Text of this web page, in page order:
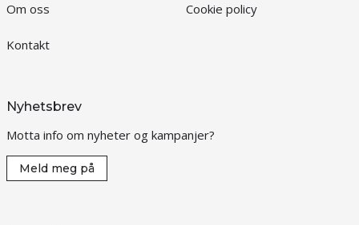
Om oss
Kontakt
Cookie policy
Nyhetsbrev
Motta info om nyheter og kampanjer?
Meld meg på